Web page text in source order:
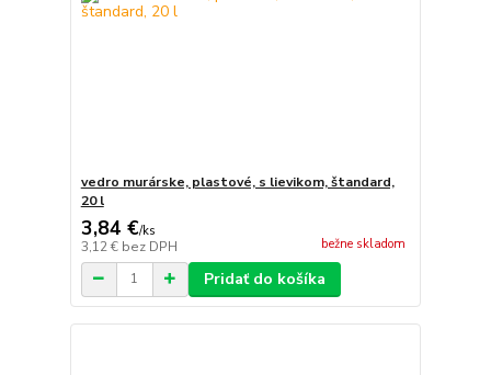
vedro murárske, plastové, s lievikom, štandard,
20 l
3,84 €/ks
3,12 € bez DPH bežne skladom
Pridať do košíka